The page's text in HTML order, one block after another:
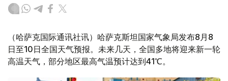
（哈萨克国际通讯社讯）哈萨克斯坦国家气象局发布8月8
日至10日全国天气预报。未来几天，全国多地将迎来新一轮
高温天气，部分地区最高气温预计达到41℃。